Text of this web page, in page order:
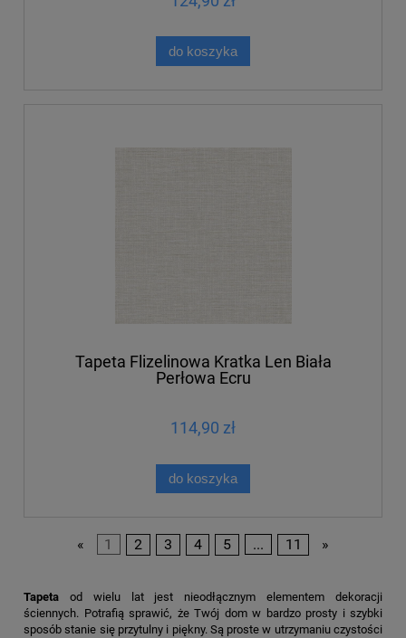
do koszyka
Tapeta Flizelinowa Kratka Len Biała
Perłowa Ecru
114,90 zł
do koszyka
« 1 2 3 4 5 ... 11 »
Tapeta od wielu lat jest nieodłącznym elementem dekoracji
ściennych. Potrafią sprawić, że Twój dom w bardzo prosty i szybki
sposób stanie się przytulny i piękny. Są proste w utrzymaniu czystości